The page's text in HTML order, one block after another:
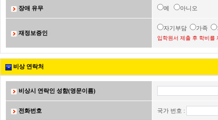
장애 유무 예 아니오
재정보증인
자기부담 가족
입학원서 제출 후 학비를
비상 연락처
비상시 연락인 성함(영문이름)
전화번호 국가 번호 :